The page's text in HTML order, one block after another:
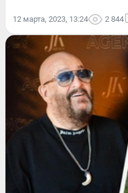
12 марта, 2023, 13:24 2 844